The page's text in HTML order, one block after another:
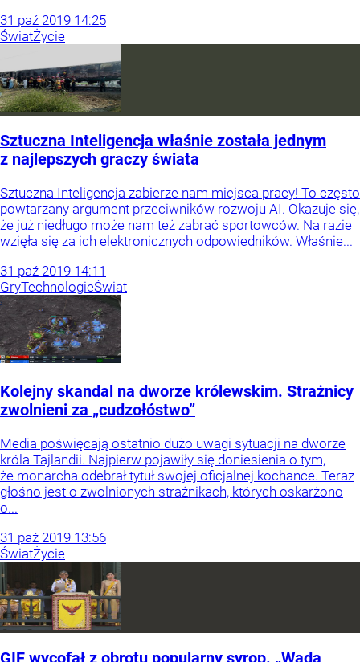
31 paź 2019 14:25
ŚwiatŻycie
Sztuczna Inteligencja właśnie została jednym
z najlepszych graczy świata
Sztuczna Inteligencja zabierze nam miejsca pracy! To często
powtarzany argument przeciwników rozwoju AI. Okazuje się,
że już niedługo może nam też zabrać sportowców. Na razie
wzięła się za ich elektronicznych odpowiedników. Właśnie...
31 paź 2019 14:11
GryTechnologieŚwiat
Kolejny skandal na dworze królewskim. Strażnicy
zwolnieni za „cudzołóstwo”
Media poświęcają ostatnio dużo uwagi sytuacji na dworze
króla Tajlandii. Najpierw pojawiły się doniesienia o tym,
że monarcha odebrał tytuł swojej oficjalnej kochance. Teraz
głośno jest o zwolnionych strażnikach, których oskarżono
o...
31 paź 2019 13:56
ŚwiatŻycie
GIF wycofał z obrotu popularny syrop. „Wada